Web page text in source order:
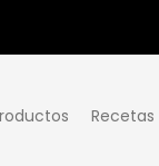
Recetas